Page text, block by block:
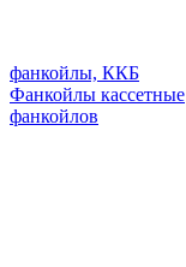
фанкойлы, ККБ
Фанкойлы кассетные
фанкойлов